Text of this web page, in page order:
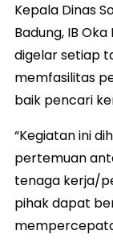
Kepala Dinas
Badung, IB
digelar setiap
memfasilitas
baik pencari
“Kegiatan ini
pertemuan
tenaga kerja/
pihak dapat